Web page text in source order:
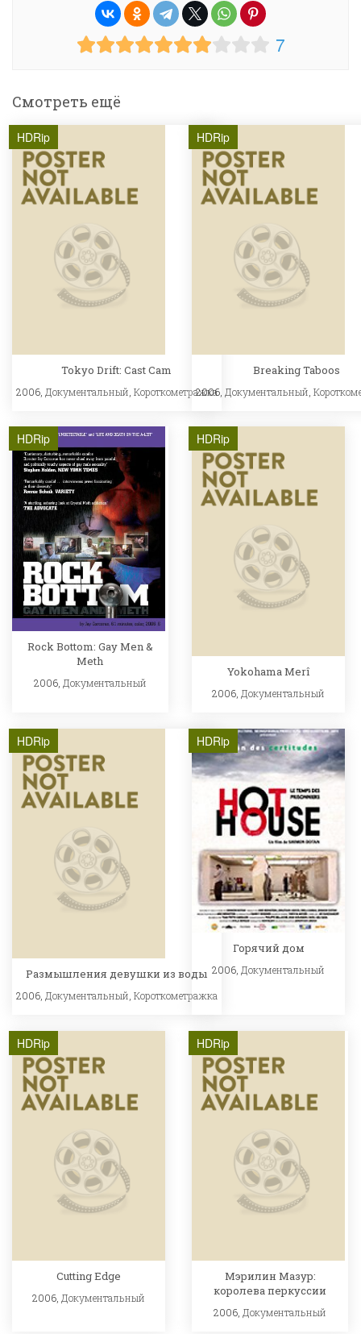
7
Смотреть ещё
HDRip
Tokyo Drift: Cast Cam
2006, Документальный Короткометражка
HDRip
Breaking Taboos
2006, Документальный ,
HDRip
Rock Bottom: Gay Men &
Meth
2006, Документальный
HDRip
Yokohama Merî
2006,Документальный
HDRip
Размышления девушки из воды
2006, Документальный Короткометражка
HDRip
Горячий дом
2006,Документальный
HDRip
Cutting Edge
2006, Документальный
HDRip
Мэрилин Мазур:
королева перкуссии
2006, Документальный